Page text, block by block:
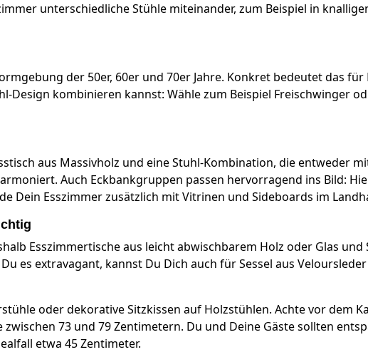
unterschiedliche Stühle miteinander, zum Beispiel in
der 50er, 60er und 70er Jahre. Konkret bedeutet das für
Design kombinieren kannst: Wähle zum Beispiel Freischwinger
aus Massivholz und eine Stuhl-Kombination, die entweder
Auch Eckbankgruppen passen hervorragend ins Bild:
Dein Esszimmer zusätzlich mit Vitrinen und Sideboards im
Esszimmertische aus leicht abwischbarem Holz oder Glas
es extravagant, kannst Du Dich auch für Sessel aus
oder dekorative Sitzkissen auf Holzstühlen. Achte vor dem
73 und 79 Zentimetern. Du und Deine Gäste sollten
etwa 45 Zentimeter.